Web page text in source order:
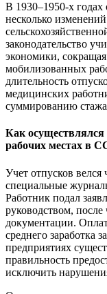
В 1930–1950-х годах
несколько
законодательство
экономики,
мобилизованных
длительность
медицинских
суммированию стажа
Как осуществлялся
рабочих местах в
Учет отпусков велся
специальные
Работник подал
руководством, после
документации.
среднего заработка
предприятиях
правильность
исключить